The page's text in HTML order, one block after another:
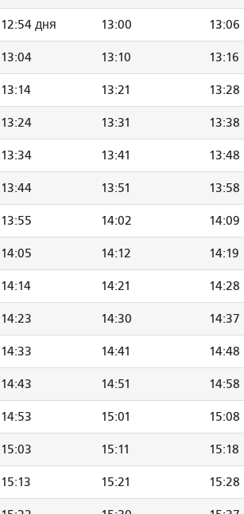
12:54 дня 13:00 13:06
13:04 13:10 13:16
13:14 13:21 13:28
13:24 13:31 13:38
13:34 13:41 13:48
13:44 13:51 13:58
13:55 14:02 14:09
14:05 14:12 14:19
14:14 14:21 14:28
14:23 14:30 14:37
14:33 14:41 14:48
14:43 14:51 14:58
14:53 15:01 15:08
15:03 15:11 15:18
15:13 15:21 15:28